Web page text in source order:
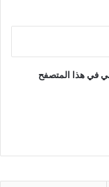
في هذا المتصفح